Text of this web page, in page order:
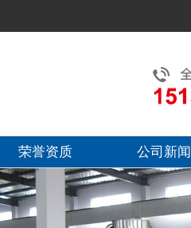
荣誉资质 公司新闻